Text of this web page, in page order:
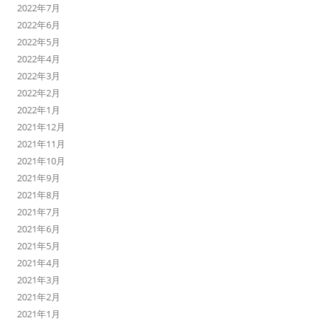
2022年7月
2022年6月
2022年5月
2022年4月
2022年3月
2022年2月
2022年1月
2021年12月
2021年11月
2021年10月
2021年9月
2021年8月
2021年7月
2021年6月
2021年5月
2021年4月
2021年3月
2021年2月
2021年1月